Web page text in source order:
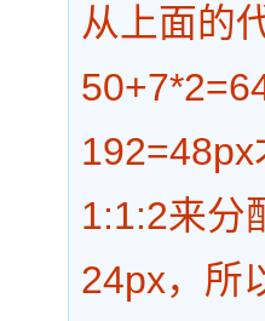
从上面的
1:1:2来分
24px，所